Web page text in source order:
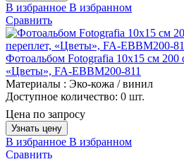
В избранное В избранном
Сравнить
Фотоальбом Fotografia 10x15 см
«Цветы», FA-EBBM200-811
Материалы : Эко-кожа / винил
Доступное количество: 0 шт.
Цена по запросу
Узнать цену
В избранное В избранном
Сравнить